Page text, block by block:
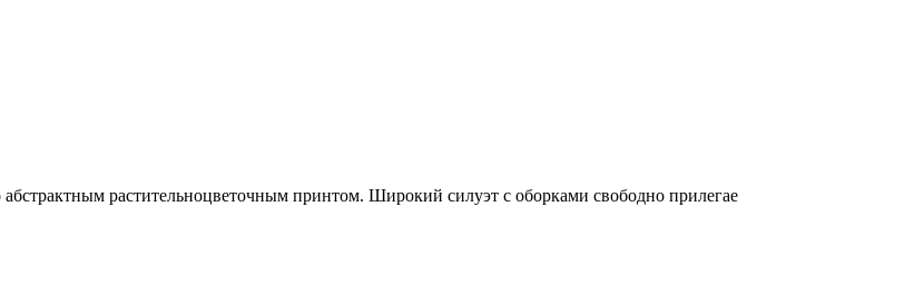
растительноцветочным принтом. Широкий силуэт с оборками свободно прилегае